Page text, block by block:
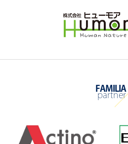
FAMILIA
partner